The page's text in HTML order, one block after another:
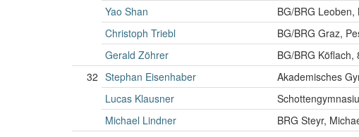
Yao Shan
BG/BRG
Christoph Triebl
BG/BRG Graz,
Gerald Zöhrer
BG/BRG Köflach,
32 Stephan Eisenhaber Akademisches
Lucas Klausner
Michael Lindner
BRG Steyr,